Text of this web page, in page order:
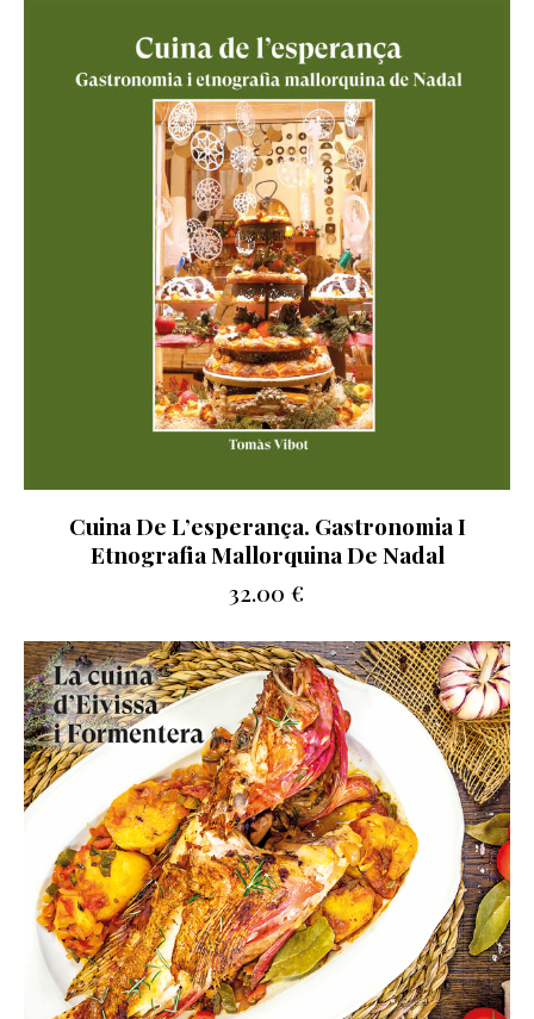
Cuina De L’esperança. Gastronomia I
Etnografia Mallorquina De Nadal
32.00 €